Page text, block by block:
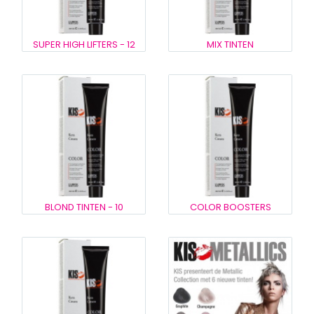
SUPER HIGH LIFTERS - 12 MIX TINTEN
BLOND TINTEN - 10 COLOR BOOSTERS